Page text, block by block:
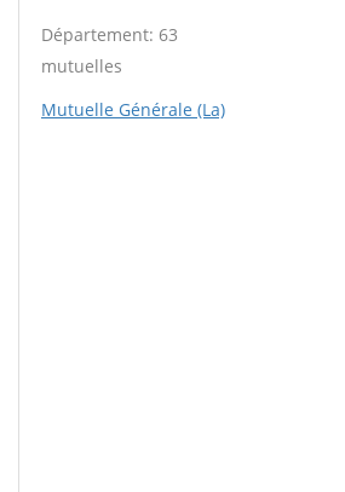
Département: 63
mutuelles
Mutuelle Générale (La)